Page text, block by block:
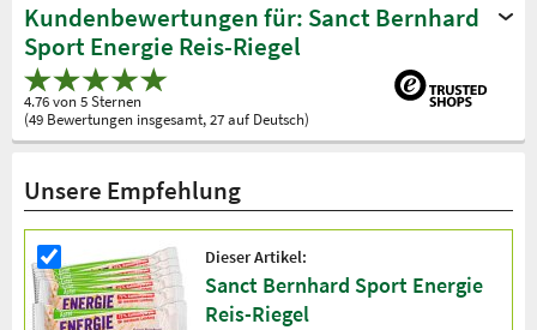
Kundenbewertungen für: Sanct Bernhard
Sport Energie Reis-Riegel
4.76 von 5 Sternen
(49 Bewertungen insgesamt, 27 auf Deutsch)
Unsere Empfehlung
Dieser Artikel:
Sanct Bernhard Sport Energie
Reis-Riegel